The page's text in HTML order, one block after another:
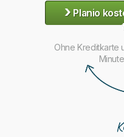
›Planio
Ohne Kreditkarte